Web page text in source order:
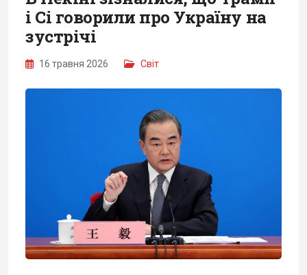
і Сі говорили про Україну на
зустрічі
16 травня 2026 Світ